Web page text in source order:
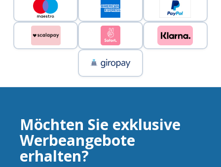
Möchten Sie exklusive
Werbeangebote
erhalten?